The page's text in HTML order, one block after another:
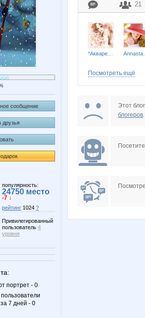
сообщение
друзья
популярность:
24750 место
-7 ↓
рейтинг 1024 ?
Привилегированный
пользователь 4
уровня
портрет - 0
7 дней - 0
21
Tau
alena-ol
Посмотреть ещё
Этот
блогеров.